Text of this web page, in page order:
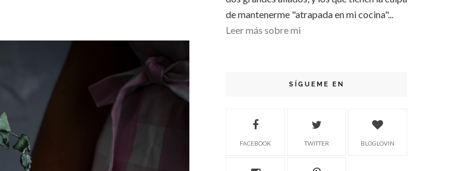
de mantenerme "atrapada en mi cocina"...
Leer más sobre mi
SÍGUEME EN
FACEBOOK TWITTER BLOGLOVIN